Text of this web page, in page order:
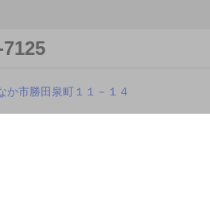
か市勝田泉町１１－１４
と異なる場合があります。詳しくはお
ンテンツはお客様のご判断でご利用くだ